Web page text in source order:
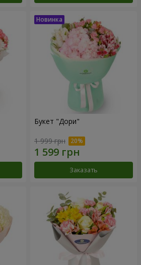
Букет "Дори"
1 999 грн
Заказать